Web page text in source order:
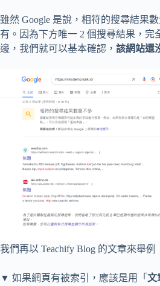
雖然 Google 是說，相符的搜尋結果
有。因為下方唯一 2 個搜尋結果，完
邊，我們就可以基本確認， 該網站還
我們再以 Teachify Blog 的文章來舉例
▼ 如果網頁有被索引，應該是用「 文